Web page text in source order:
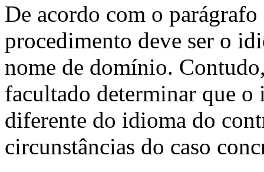
De acordo com o
procedimento deve ser o
nome de domínio.
facultado determinar que
diferente do idioma do
circunstâncias do caso